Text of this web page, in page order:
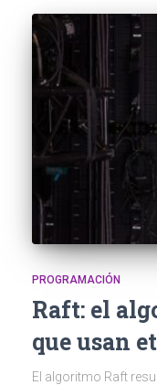
PROGRAMACIÓN
Raft: el
que usan
El algoritmo Raft